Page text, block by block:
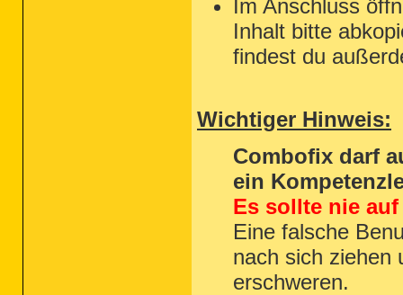
Im Anschluss
Inhalt bitte
findest du
Wichtiger Hinweis:
Combofix darf
ein
Es sollte nie
Eine falsche
nach sich ziehen
erschweren.